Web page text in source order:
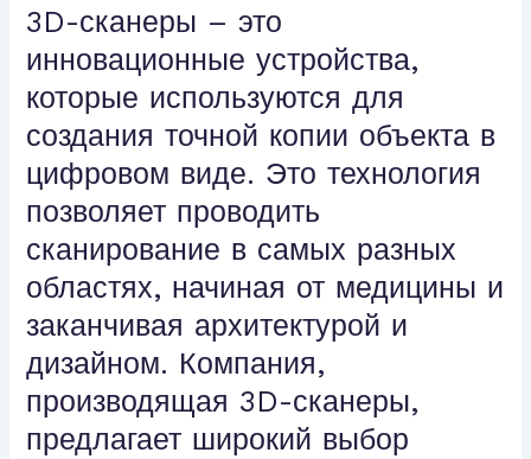
3D-сканеры – это
инновационные устройства,
которые используются для
создания точной копии объекта в
цифровом виде. Это технология
позволяет проводить
сканирование в самых разных
областях, начиная от медицины и
заканчивая архитектурой и
дизайном. Компания,
производящая 3D-сканеры,
предлагает широкий выбор